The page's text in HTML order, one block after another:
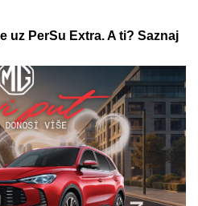
i samo je nestala: Posle
zanemeo je kada je saznao